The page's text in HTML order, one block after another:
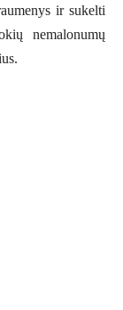
ir sukelti
nemalonumų